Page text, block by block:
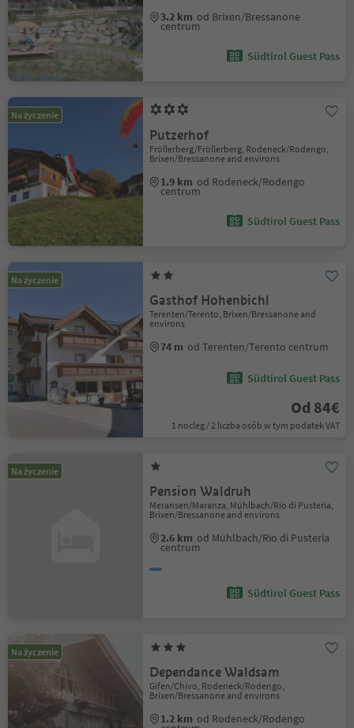
3.2 km od Brixen/Bressanone
centrum
Südtirol Guest Pass
Na życzenie
Putzerhof
Fröllerberg/Fröllerberg, Rodeneck/Rodengo,
Brixen/Bressanone and environs
1.9 km od Rodeneck/Rodengo
centrum
Südtirol Guest Pass
Na życzenie
Gasthof Hohenbichl
Terenten/Terento, Brixen/Bressanone and
environs
74 m od Terenten/Terento centrum
Südtirol Guest Pass
Od 84€
1 nocleg / 2 liczba osób w tym podatek VAT
Na życzenie
Pension Waldruh
Meransen/Maranza, Mühlbach/Rio di Pusteria,
Brixen/Bressanone and environs
2.6 km od Mühlbach/Rio di Pusteria
centrum
Südtirol Guest Pass
Na życzenie
Dependance Waldsam
Gifen/Chivo, Rodeneck/Rodengo,
Brixen/Bressanone and environs
1.2 km od Rodeneck/Rodengo